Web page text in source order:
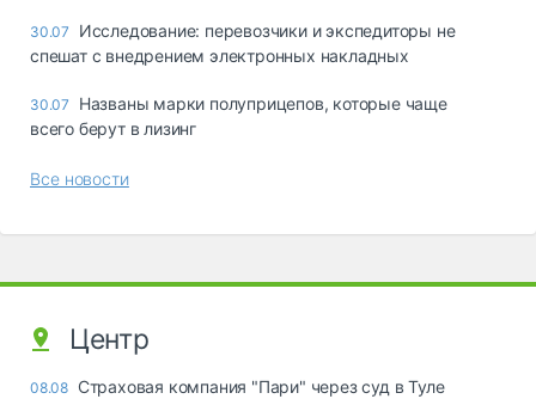
30.07
Исследование: перевозчики и экспедиторы не
спешат с внедрением электронных накладных
30.07
Названы марки полуприцепов, которые чаще
всего берут в лизинг
Все новости
Центр
08.08 Страховая компания "Пари" через суд в Туле